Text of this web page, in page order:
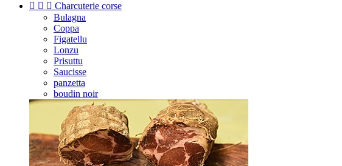
   Charcuterie corse
Bulagna
Coppa
Figatellu
Lonzu
Prisuttu
Saucisse
panzetta
boudin noir